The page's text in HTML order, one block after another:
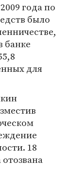
года по
было
банке
для
18